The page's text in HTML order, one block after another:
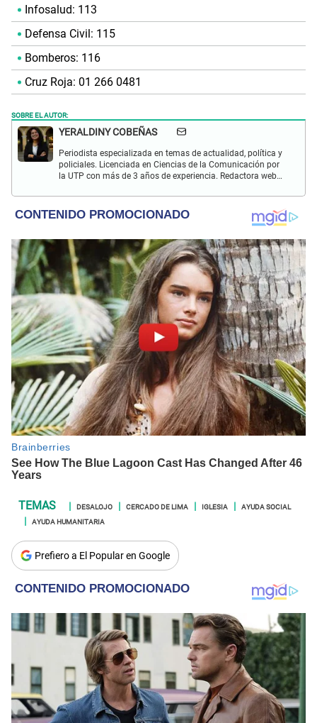
Infosalud: 113
Defensa Civil: 115
Bomberos: 116
Cruz Roja: 01 266 0481
SOBRE EL AUTOR:
YERALDINY COBEÑAS
Periodista especializada en temas de actualidad, política y
policiales. Licenciada en Ciencias de la Comunicación por
la UTP con más de 3 años de experiencia. Redactora web
en temas relacionados con misterios, películas y series
policiales.
DESALOJO CERCADO DE LIMA IGLESIA
AYUDA SOCIAL
AYUDA HUMANITARIA
Prefiero a El Popular en Google